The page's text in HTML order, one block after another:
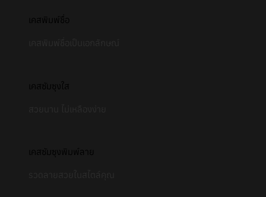
เคสพิมพ์ชื่อ
เคสซัมซุงใส
เคสซัมซุงพิมพ์ลาย